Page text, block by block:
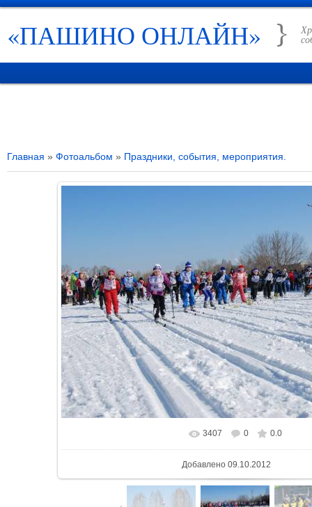
«ПАШИНО ОНЛАЙН»
Главная » Фотоальбом » Праздники, события, мероприятия.
В реальном размере 1280x856
3407 0 0.0
Добавлено09.10.2012